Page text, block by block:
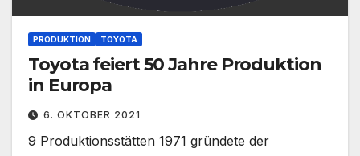
PRODUKTION TOYOTA
Toyota feiert 50 Jahre Produktion
in Europa
6. OKTOBER 2021
9 Produktionsstätten 1971 gründete der